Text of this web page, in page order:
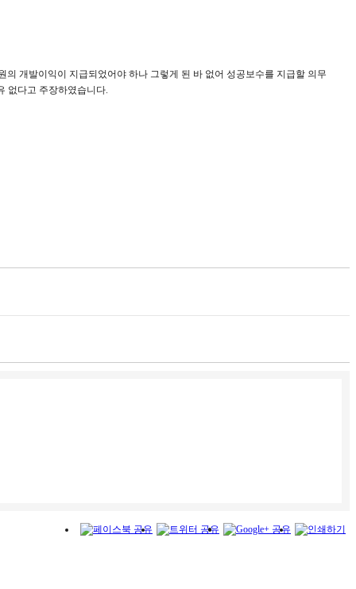
의 개발이익이 지급되었어야 하나 그렇게 된 바 없어 성공보수를 지급할 의무
없다고 주장하였습니다.